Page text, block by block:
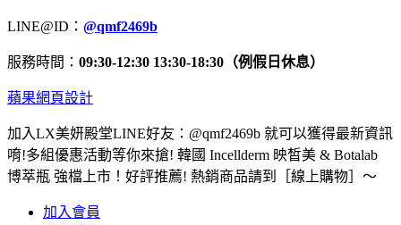
LINE@ID： @qmf2469b
服務時間： 09:30-12:30 13:30-18:30（例假日休息）
蘋果網頁設計
加入LX美妍殿堂LINE好友：@qmf2469b 就可以獲得最新資訊
唷!多組優惠活動等你來搶! 韓國 Incellderm 映皙美 & Botalab
博萃瓶 強檔上市！好評推薦! 熱銷商品請到［線上購物］～
加入會員